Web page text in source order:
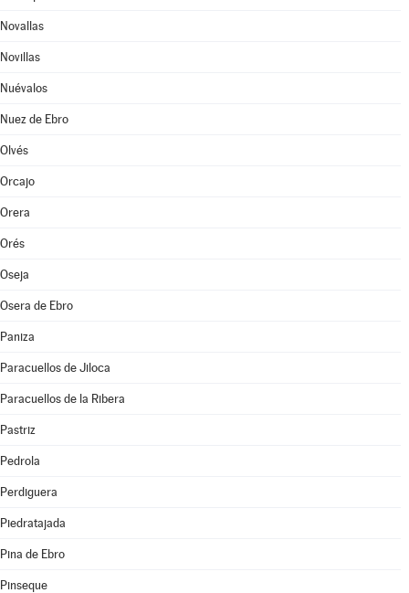
Novallas
Novillas
Nuévalos
Nuez de Ebro
Olvés
Orcajo
Orera
Orés
Oseja
Osera de Ebro
Paniza
Paracuellos de Jiloca
Paracuellos de la Ribera
Pastriz
Pedrola
Perdiguera
Piedratajada
Pina de Ebro
Pinseque